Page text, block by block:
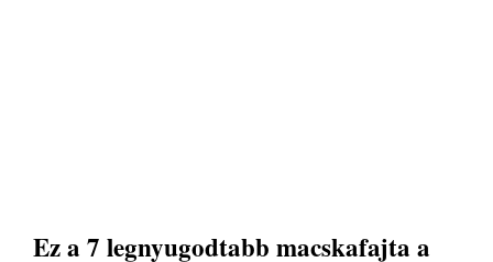
Ez a 7 legnyugodtabb macskafajta a